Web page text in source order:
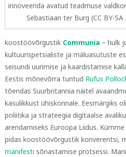
innoveerida avatud teadmuse
Sebastiaan ter Burg (CC BY-SA
koostöövõrgustik Communia – hulk
kultuurispetsialiste ja mäluasutuste
seisundi uurimise ja kaardistamise
Eestis mõnevõrra tuntud Rufus
tõendas Suurbritannia näitel
kasulikkust ühiskonnale. Eesmärgiks
poliitika ja strateegia digitaalse
arendamiseks Euroopa Liidus.
pidas koostöövõrgustik konverentsi,
manifesti sõnastamise protsessi.